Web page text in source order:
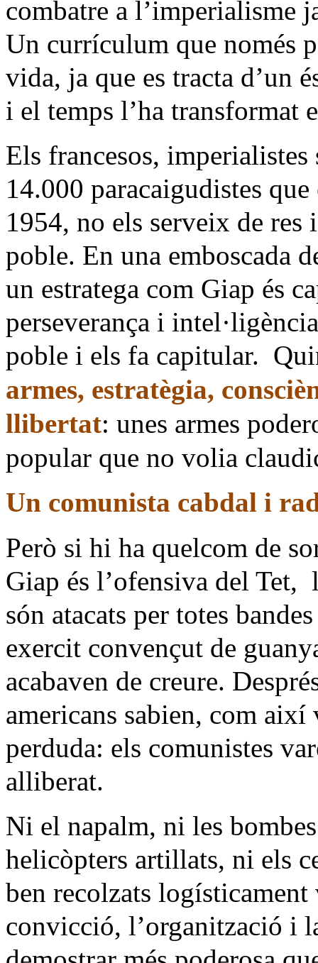
combatre a l’imperialisme
Un currículum que només
vida, ja que es tracta d’un
i el temps l’ha transformat
Els francesos,
14.000 paracaigudistes
1954, no els serveix de res
poble. En una emboscada
un estratega com Giap és
perseverança i
poble i els fa capitular.
armes, estratègia,
llibertat: unes armes
popular que no volia
Un comunista cabdal i
Però si hi ha quelcom de
Giap és l’ofensiva del Tet,
són atacats per totes
exercit convençut de
acabaven de creure.
americans sabien, com així
perduda: els comunistes
alliberat.
Ni el napalm, ni les
helicòpters artillats, ni els
ben recolzats
convicció, l’organització i